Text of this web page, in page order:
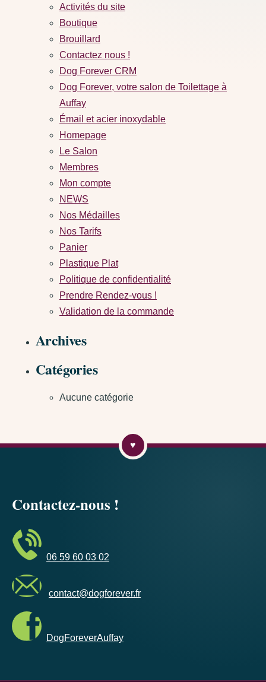
Activités du site
Boutique
Brouillard
Contactez nous !
Dog Forever CRM
Dog Forever, votre salon de Toilettage à
Auffay
Émail et acier inoxydable
Homepage
Le Salon
Membres
Mon compte
NEWS
Nos Médailles
Nos Tarifs
Panier
Plastique Plat
Politique de confidentialité
Prendre Rendez-vous !
Validation de la commande
Archives
Catégories
Aucune catégorie
Contactez-nous !
06 59 60 03 02
contact@dogforever.fr
DogForeverAuffay